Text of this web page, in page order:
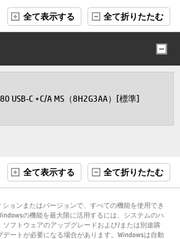
全て表示する 全て折りたたむ
USB-C +C/A MS（8H2G3AA）[標準]
全て表示する 全て折りたたむ
ョンまたはバージョンで、すべての機能を使用でき
の機能を最大限に活用するには、システムのハ
ソフトウェアのアップグレードおよび/または別途購
デートが必要になる場合があります。Windowsは自動